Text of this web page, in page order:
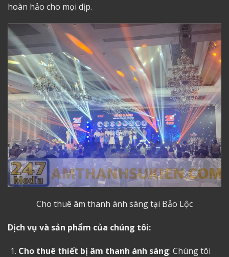
hoàn hảo cho mọi dịp.
Cho thuê âm thanh ánh sáng tại Bảo Lộc
Dịch vụ và sản phẩm của chúng tôi:
Cho thuê thiết bị âm thanh ánh sáng: Chúng tôi